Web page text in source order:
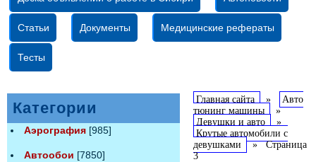
Статьи Документы Медицинские рефераты
Тесты
Категории
Аэрография [985]
Автообои [7850]
Главная сайта »
Авто
тюнинг машины
»
Девушки и авто
»
Крутые автомобили с
девушками »Страница
3